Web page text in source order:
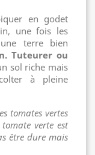
en godet
une fois les
terre bien
Tuteurer ou
sol riche mais
à pleine
tomates vertes
verte est
être dure mais